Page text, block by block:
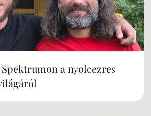
a nyolcezres